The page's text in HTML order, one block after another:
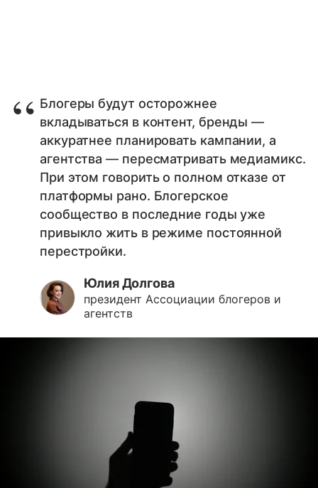
Блогеры будут осторожнее
вкладываться в контент, бренды —
аккуратнее планировать кампании, а
агентства — пересматривать медиамикс.
При этом говорить о полном отказе от
платформы рано. Блогерское
сообщество в последние годы уже
привыкло жить в режиме постоянной
перестройки.
Юлия Долгова
президент Ассоциации блогеров и
агентств